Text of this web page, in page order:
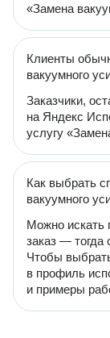
«Замена
Клиенты
вакуумного
Заказчики,
на Яндекс
услугу
Как выбрать
вакуумного
Можно искать
заказ — тогда
Чтобы
в профиль
и примеры